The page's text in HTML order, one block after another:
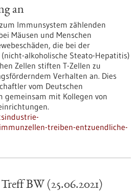
an
Immunsystem zählenden
Mäusen und Menschen
die bei der
alkoholische Steato-Hepatitis)
Zellen stiften T-Zellen zu
Verhalten an. Dies
vom Deutschen
gemeinsam mit Kollegen von
treiben-entzuendliche-
BW (25.06.2021)